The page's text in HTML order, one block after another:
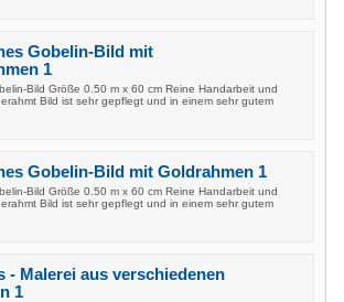
Gobelin-Bild mit
1
Bild Größe 0.50 m x 60 cm Reine Handarbeit und
Bild ist sehr gepflegt und in einem sehr gutem
Gobelin-Bild mit Goldrahmen 1
Bild Größe 0.50 m x 60 cm Reine Handarbeit und
Bild ist sehr gepflegt und in einem sehr gutem
- Malerei aus verschiedenen
1